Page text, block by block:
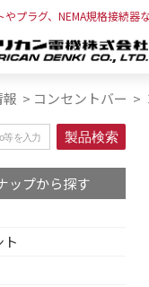
やプラグ、NEMA規格接続器
> コンセントバー >
ップから探す
ト